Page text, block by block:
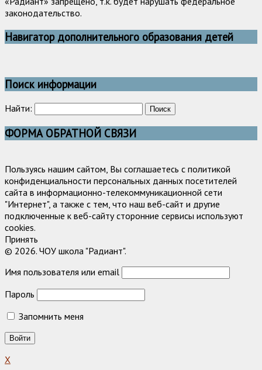
законодательство.
Навигатор дополнительного образования детей
Поиск информации
Найти:
ФОРМА ОБРАТНОЙ СВЯЗИ
Пользуясь нашим сайтом, Вы соглашаетесь с политикой
конфиденциальности персональных данных посетителей
сайта в информационно-телекоммуникационной сети
"Интернет", а также с тем, что наш веб-сайт и другие
подключенные к веб-сайту сторонние сервисы используют
cookies.
Принять
© 2026. ЧОУ школа "Радиант".
Имя пользователя или email
Пароль
Запомнить меня
X